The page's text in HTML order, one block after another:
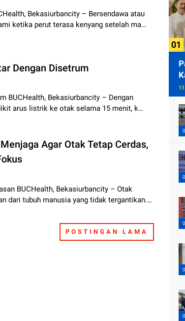
Bekasiurbancity – Bersendawa atau
ketika perut terasa kenyang setelah ma…
Dengan Disetrum
BUCHealth, Bekasiurbancity – Dengan
arus listrik ke otak selama 15 menit, k…
Agar Otak Tetap Cerdas,
BUCHealth, Bekasiurbancity – Otak
dari tubuh manusia yang tidak tergantikan.…
POSTINGAN LAMA